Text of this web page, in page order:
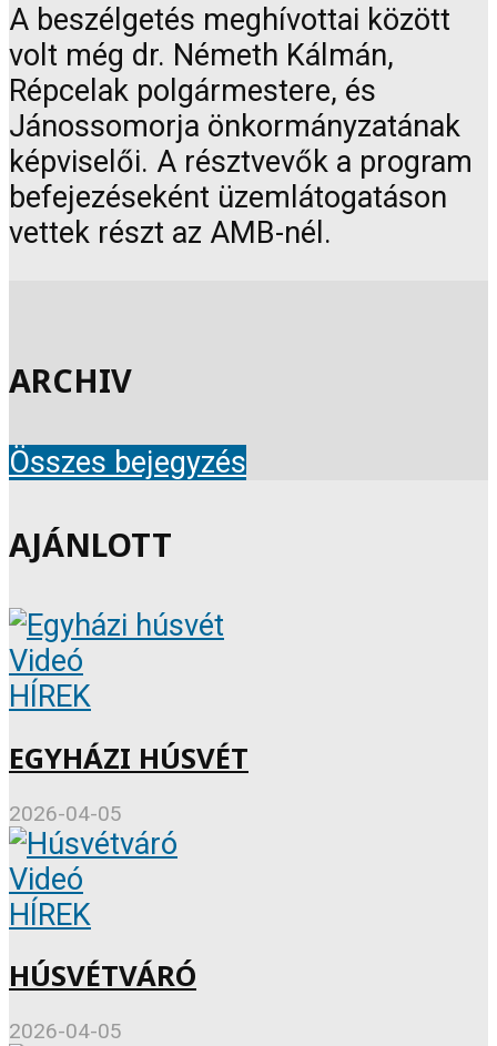
A beszélgetés meghívottai között
volt még dr. Németh Kálmán,
Répcelak polgármestere, és
Jánossomorja önkormányzatának
képviselői. A résztvevők a program
befejezéseként üzemlátogatáson
vettek részt az AMB-nél.
ARCHIV
Összes bejegyzés
AJÁNLOTT
Videó
HÍREK
EGYHÁZI HÚSVÉT
2026-04-05
Videó
HÍREK
HÚSVÉTVÁRÓ
2026-04-05